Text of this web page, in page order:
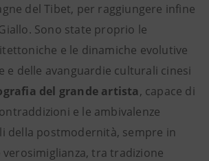
del Tibet, per raggiungere infine
Sono state proprio le
e le dinamiche evolutive
e delle avanguardie culturali cinesi
del grande artista, capace di
e le ambivalenze
della postmodernità, sempre in
tra tradizione